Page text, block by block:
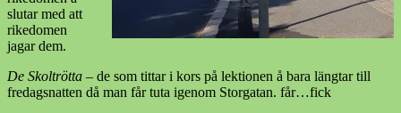
slutar med att
rikedomen
jagar dem.
De Skoltrötta – de som tittar i kors på lektionen å bara längtar till
fredagsnatten då man får tuta igenom Storgatan. får…fick